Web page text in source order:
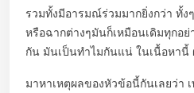
รวมทั้งมีอารมณ์ร่วมมากยิ่งกว่า ทั้ง
หรือฉากต่างๆมันก็เหมือนเดิมทุกอย่
กัน มันเป็นทำไมกันแน่ ในเนื้อหา
มาหาเหตุผลของหัวข้อนี้กันเลยว่า